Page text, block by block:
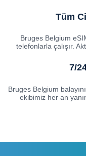
Tüm
Bruges Belgium
telefonlarla çalışır.
7/
Bruges Belgium
ekibimiz her an